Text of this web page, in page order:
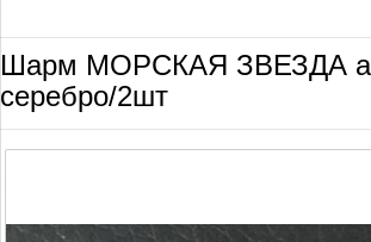
Шарм МОРСКАЯ ЗВЕЗДА
серебро/2шт